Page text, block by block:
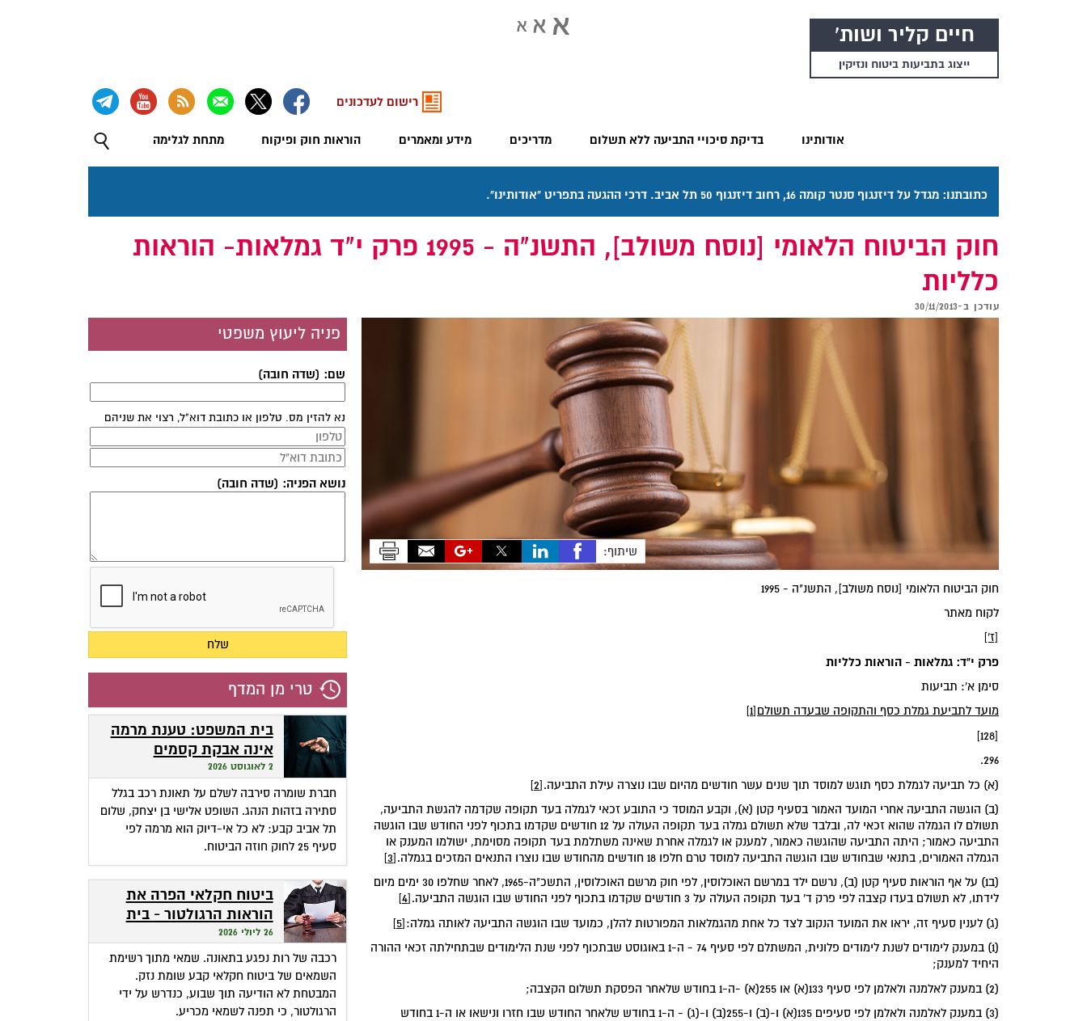
חיים קליר ושות'
ייצוג בתביעות ביטוח ונזיקין
אודותינו בדיקת סיכויי התביעה ללא תשלום מדריכים מידע ומאמרים הוראות חוק ופיקוח מתחת לגלימה
רישום לעדכונים
כתובתנו: מגדל על דיזנגוף סנטר קומה 16, רחוב דיזנגוף 50 תל אביב. דרכי ההגעה בתפריט "אודותינו".
חוק הביטוח הלאומי [נוסח משולב], התשנ"ה - 1995‏ פרק י"ד גמלאות- הוראות
כלליות
עודכן ב-30/11/2013
שיתוף:
‏חוק הביטוח הלאומי [נוסח משולב], התשנ"ה - 1995‏
לקוח מאתר
[ז']
‏פרק י"ד: גמלאות - הוראות כלליות‏
‏סימן א': תביעות‏
‏מועד לתביעת גמלת כסף והתקופה שבעדה תשולם‏ [1]
[128]
296.
(א) כל תביעה לגמלת כסף תוגש למוסד תוך שנים עשר חודשים מהיום שבו נוצרה עילת התביעה.[2]
(ב) הוגשה התביעה אחרי המועד האמור בסעיף קטן (א), וקבע המוסד כי התובע זכאי לגמלה בעד תקופה שקדמה להגשת התביעה,
תשולם לו הגמלה שהוא זכאי לה, ובלבד שלא תשולם גמלה בעד תקופה העולה על 12 חודשים שקדמו בתכוף לפני החודש שבו הוגשה
התביעה כאמור; היתה התביעה שהוגשה כאמור, למענק או לגמלה אחרת שאינה משתלמת בעד תקופה מסוימת, ישולמו המענק או
הגמלה האמורים, בתנאי שבחודש שבו הוגשה התביעה למוסד טרם חלפו 18 חודשים מהחודש שבו נוצרו התנאים המזכים בגמלה.
[3]
(ב1) על אף הוראות סעיף קטן (ב), נרשם ילד במרשם האוכלוסין, לפי חוק מרשם האוכלוסין, התשכ"ה-1965, לאחר שחלפו 30 ימים מיום
לידתו, לא תשולם בעדו קצבה לפי פרק ד' בעד תקופה העולה על 3 חודשים שקדמו בתכוף לפני החודש שבו הוגשה התביעה.
[4]
(ג) לענין סעיף זה, יראו את המועד הנקוב לצד כל אחת מהגמלאות המפורטות להלן, כמועד שבו הוגשה התביעה לאותה גמלה:[5]
(1) במענק לימודים לשנת לימודים פלונית, המשתלם לפי סעיף 74 - ה-1 באוגוסט שבתכוף לפני שנת הלימודים שבתחילתה זכאי ההורה
היחיד למענק;
(2) במענק לאלמנה ולאלמן לפי סעיף 133(א) או 255(א) -ה-1 בחודש שלאחר הפסקת תשלום הקצבה;
(3) במענק לאלמנה ולאלמן לפי סעיפים 135(א) ו-(ב) ו-255(ב) ו-(ג) - ה-1 בחודש שלאחר החודש שבו חזרו ונישאו או ה-1 בחודש
פניה ליעוץ משפטי
שם: (שדה חובה)
נא להזין מס. טלפון או כתובת דוא"ל, רצוי את שניהם
נושא הפניה: (שדה חובה)
טרי מן המדף
בית המשפט: טענת מרמה
אינה אבקת קסמים
שהופכת אי-דיוק לפטור
מתשלום
2 לאוגוסט 2026
חברת שומרה סירבה לשלם על תאונת רכב בגלל
סתירה בזהות הנהג. השופט אלישי בן יצחק, שלום
תל אביב קבע: לא כל אי-דיוק הוא מרמה לפי
סעיף 25 לחוק חוזה הביטוח.
ביטוח חקלאי הפרה את
הוראות הרגולטור - בית
המשפט חילץ אותה
26 ליולי 2026
רכבה של רות נפגע בתאונה. שמאי מתוך רשימת
השמאים של ביטוח חקלאי קבע שומת נזק.
המבטחת לא הודיעה תוך שבוע, כנדרש על ידי
הרגולטור, כי תפנה לשמאי מכריע.